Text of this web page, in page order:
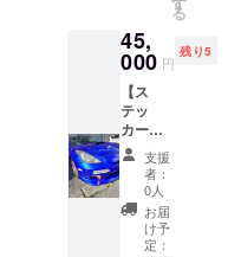
他ス
テッ
カー画
像変更
をお願
いする
場合が
ござい
ます
※貼付場
所はご
指定い
ただけ
ません
※内容が
暴力的
であっ
たり不
適切と
判断し
た際に
10cm以
下(画像
ステッ
カーで
30cm×
7cm程
度) ・ク
ラウド
ファン
ディン
グ終了
後、添
者様ご
指定の
ステッ
カーを
掲載し
ます。
・添付
期間：
ステッ
カー完
成〜
2026年
る
45,
000 円
残り5
【ス
テッ
カー貼
付3台×1
枚：
30cm以
下 ×
10cm以
下】 セ
支援
者：
0人
お届
け予
定：